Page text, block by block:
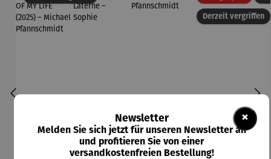
Derzeit vergriffen
×
Newsletter
Melden Sie sich jetzt für unseren Newsletter an
und profitieren Sie von einer
versandkostenfreien Bestellung!